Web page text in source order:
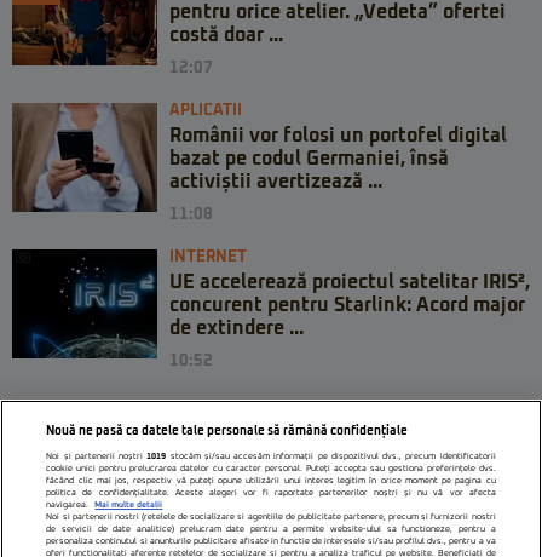
pentru orice atelier. „Vedeta” ofertei
costă doar ...
12:07
APLICATII
Românii vor folosi un portofel digital
bazat pe codul Germaniei, însă
activiștii avertizează ...
11:08
INTERNET
UE accelerează proiectul satelitar IRIS²,
concurent pentru Starlink: Acord major
de extindere ...
10:52
Nouă ne pasă ca datele tale personale să rămână confidențiale
Noi și partenerii noștri1019 stocăm și/sau accesăm informații pe dispozitivul dvs., precum identificatorii
cookie unici pentru prelucrarea datelor cu caracter personal. Puteți accepta sau gestiona preferințele dvs.
făcând clic mai jos, respectiv vă puteți opune utilizării unui interes legitim în orice moment pe pagina cu
politica de confidențialitate. Aceste alegeri vor fi raportate partenerilor noștri și nu vă vor afecta
navigarea.
Mai multe detalii
Noi si partenerii nostri (retelele de socializare si agentiile de publicitate partenere, precum si furnizorii nostri
de servicii de date analitice) prelucram date pentru a permite website-ului sa functioneze, pentru a
personaliza continutul si anunturile publicitare afisate in functie de interesele si/sau profilul dvs., pentru a va
oferi functionalitati aferente retelelor de socializare si pentru a analiza traficul pe website. Beneficiati de